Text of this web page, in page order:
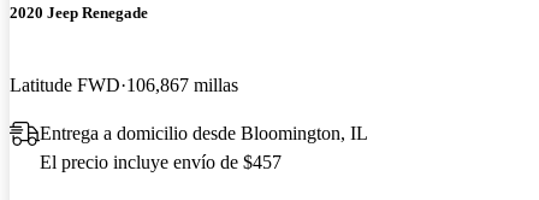
2020 Jeep Renegade
Latitude FWD 106,867 millas
Entrega a domicilio desde Bloomington, IL
El precio incluye envío de $457